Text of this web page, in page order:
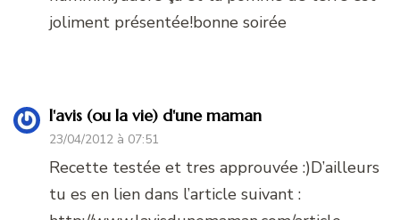
joliment présentée!bonne soirée
l'avis (ou la vie) d'une maman
23/04/2012 à 07:51
Recette testée et tres approuvée :)D’ailleurs
tu es en lien dans l’article suivant :